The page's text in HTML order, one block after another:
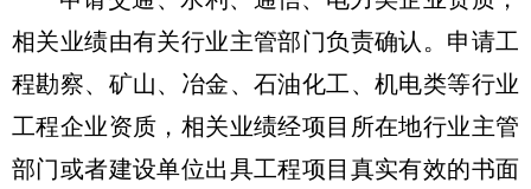
相关业绩由有关行业主管部门负责确认。申请工
程勘察、矿山、冶金、石油化工、机电类等行业
工程企业资质，相关业绩经项目所在地行业主管
部门或者建设单位出具工程项目真实有效的书面